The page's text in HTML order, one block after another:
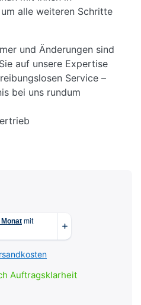
alle weiteren Schritte
und Änderungen sind
auf unsere Expertise
Service –
bei uns rundum
Auftragsklarheit